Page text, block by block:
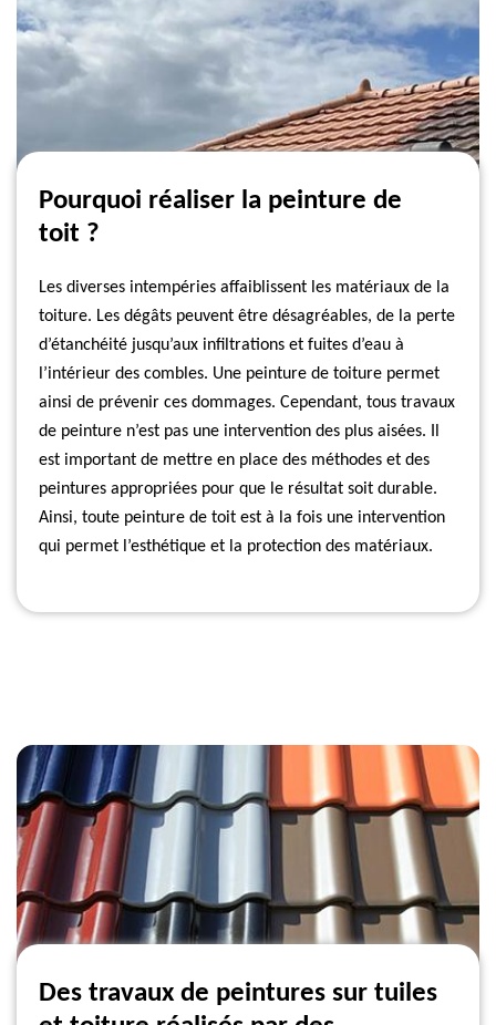
Pourquoi réaliser la peinture de
toit ?
Les diverses intempéries affaiblissent les matériaux de la
toiture. Les dégâts peuvent être désagréables, de la perte
d’étanchéité jusqu’aux infiltrations et fuites d’eau à
l’intérieur des combles. Une peinture de toiture permet
ainsi de prévenir ces dommages. Cependant, tous travaux
de peinture n’est pas une intervention des plus aisées. Il
est important de mettre en place des méthodes et des
peintures appropriées pour que le résultat soit durable.
Ainsi, toute peinture de toit est à la fois une intervention
qui permet l’esthétique et la protection des matériaux.
Des travaux de peintures sur tuiles